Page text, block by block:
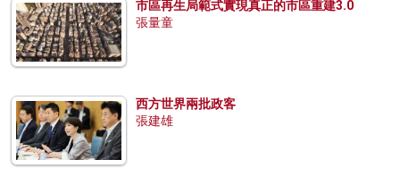
市區再生局範式實現真正的市區重建3.0
張量童
西方世界兩批政客
張建雄